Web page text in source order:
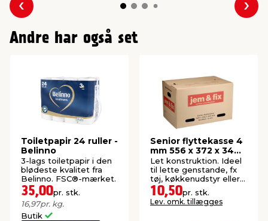
Forrige
Andre har også set
Toiletpapir 24 ruller -
Belinno
3-lags toiletpapir i den
blødeste kvalitet fra
Belinno. FSC®-mærket.
35,00pr. stk.
16,97pr. kg.
Butik
Senior flyttekasse 4
mm 556 x 372 x 344
mm
Let konstruktion. Ideel
til lette genstande, fx
tøj, køkkenudstyr eller
elektronik.
10,50pr. stk.
Lev. omk. tillægges